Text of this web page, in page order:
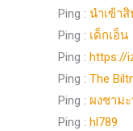
Ping : นำเข้า
Ping : เด็กเอ็น
Ping : https://
Ping : The
Ping : ผงชาม
Ping : hl789